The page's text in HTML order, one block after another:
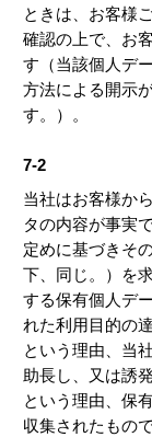
ときは、お客様
確認の上で、お
す（当該個人デ
方法による開示
す。）。
7-2
当社はお客様か
タの内容が事実
定めに基づきそ
下、同じ。）を
する保有個人デ
れた利用目的の
という理由、当
助長し、又は誘
という理由、保
収集されたもの